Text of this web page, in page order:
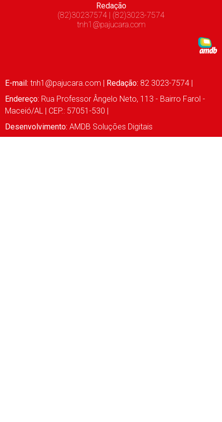
Redação
(82)30237574 | (82)3023-7574
tnh1@pajucara.com
E-mail: tnh1@pajucara.com | Redação: 82 3023-7574 |
Endereço: Rua Professor Ângelo Neto, 113 - Bairro Farol -
Maceió/AL | CEP.: 57051-530 |
Desenvolvimento: AMDB Soluções Digitais